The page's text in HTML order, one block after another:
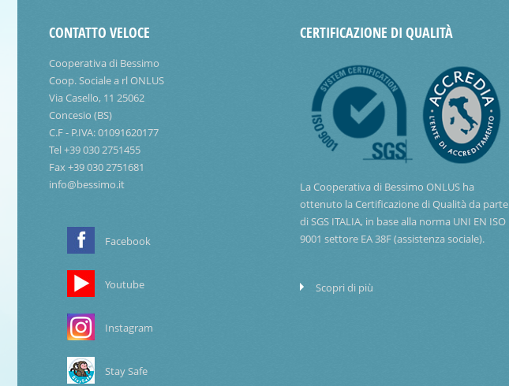
CONTATTO VELOCE
Cooperativa di Bessimo
Coop. Sociale a rl ONLUS
Via Casello, 11 25062
Concesio (BS)
C.F - P.IVA: 01091620177
Tel +39 030 2751455
Fax +39 030 2751681
info@bessimo.it
Facebook
Youtube
Instagram
Stay Safe
CERTIFICAZIONE DI QUALITÀ
La Cooperativa di Bessimo ONLUS ha
ottenuto la Certificazione di Qualità da parte
di SGS ITALIA, in base alla norma UNI EN ISO
9001 settore EA 38F (assistenza sociale).
Scopri di più